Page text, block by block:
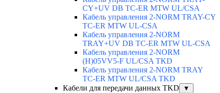
CY+UV DB TC-ER MTW UL/CSA
Кабель управления 2-NORM TRAY-CY
TC-ER MTW UL-CSA
Кабель управления 2-NORM
TRAY+UV DB TC-ER MTW UL-CSA
Кабель управления 2-NORM
(H)05VV5-F UL/CSA TKD
Кабель управления 2-NORM TRAY
TC-ER MTW UL/CSA TKD
Кабели для передачи данных TKD
▼